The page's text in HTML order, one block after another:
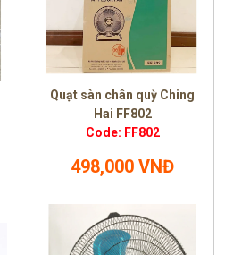
Quạt sàn chân quỳ Ching
Hai FF802
Code: FF802
498,000 VNĐ